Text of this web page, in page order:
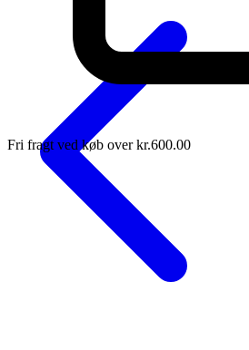
Fri fragt ved køb over kr.600.00